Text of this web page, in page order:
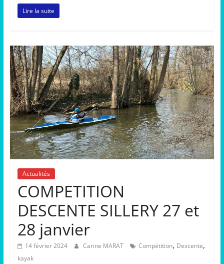
Lire la suite
Actualités
COMPETITION
DESCENTE SILLERY 27 et
28 janvier
14 février 2024 Carine MARAT Compétition, Descente,
kayak